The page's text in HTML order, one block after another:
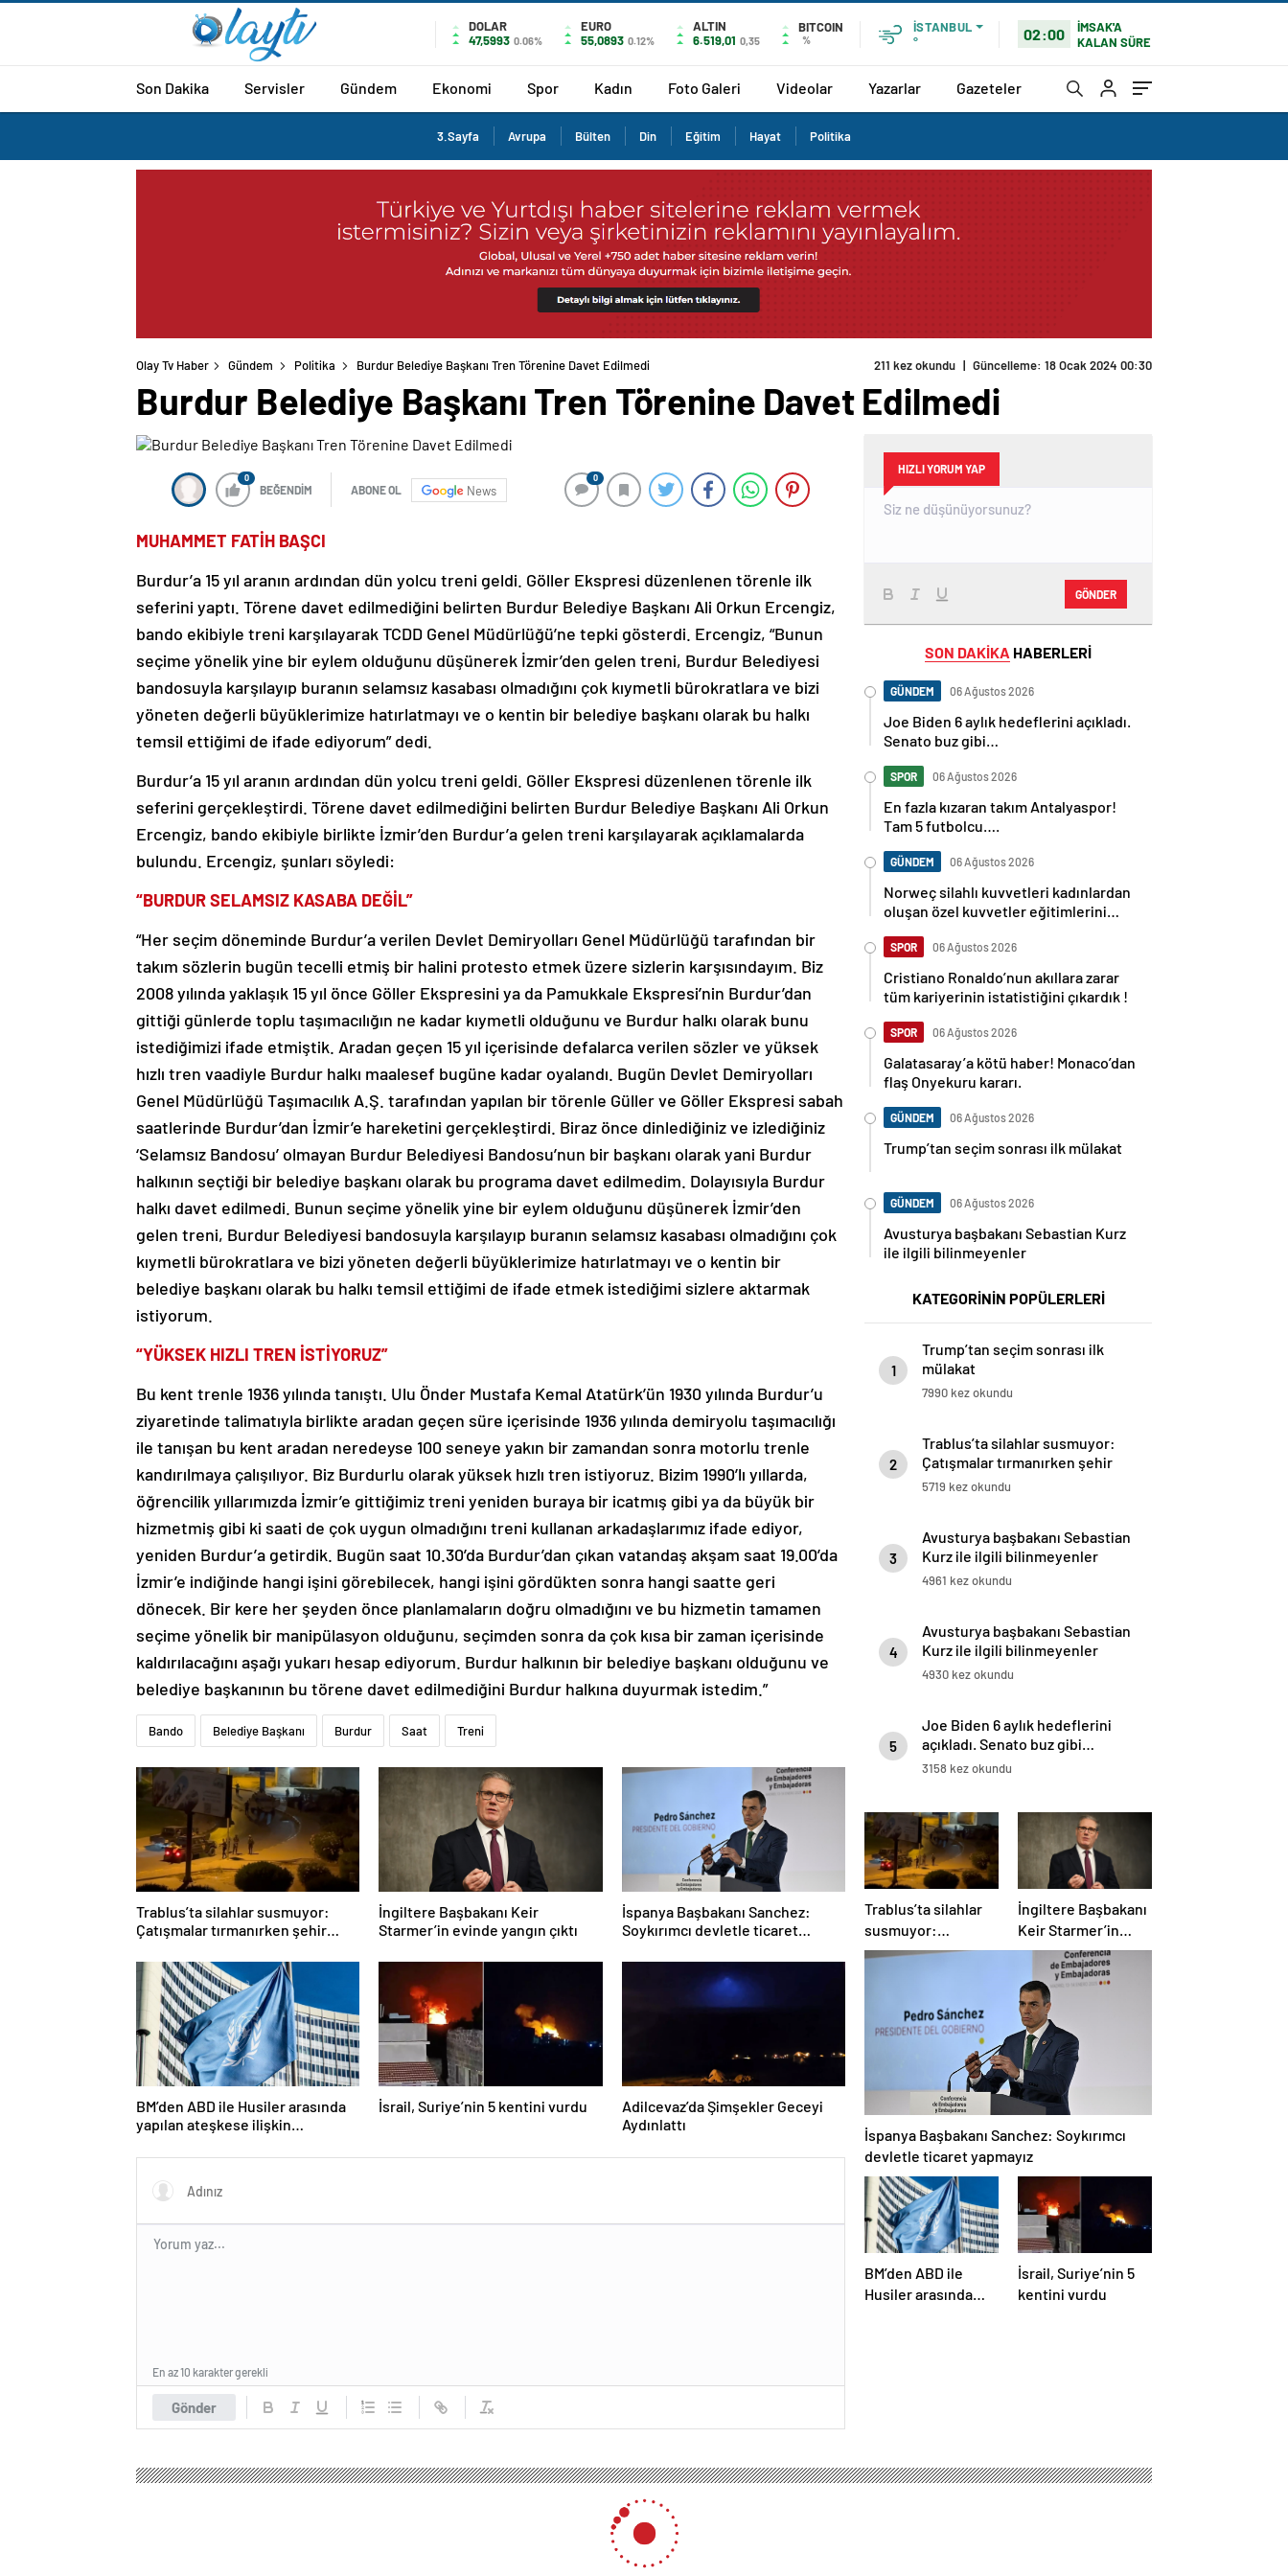
DOLAR
47,5993 0.06%
EURO
55,0893 0.12%
ALTIN
6.519,01 0,35
BITCOIN
%
İSTANBUL
°
02:00
İMSAK'A
KALAN SÜRE
Son Dakika Servisler Gündem Ekonomi Spor Kadın Foto Galeri Videolar Yazarlar Gazeteler
3.Sayfa Avrupa Bülten Din Eğitim Hayat Politika
Olay Tv Haber Gündem Politika Burdur Belediye Başkanı Tren Törenine Davet Edilmedi 211 kez okundu | Güncelleme: 18 Ocak 2024 00:30
Burdur Belediye Başkanı Tren Törenine Davet Edilmedi
0
BEĞENDİM ABONE OL News
0
MUHAMMET FATİH BAŞCI
Burdur’a 15 yıl aranın ardından dün yolcu treni geldi. Göller Ekspresi düzenlenen törenle ilk
seferini yaptı. Törene davet edilmediğini belirten Burdur Belediye Başkanı Ali Orkun Ercengiz,
bando ekibiyle treni karşılayarak TCDD Genel Müdürlüğü’ne tepki gösterdi. Ercengiz, “Bunun
seçime yönelik yine bir eylem olduğunu düşünerek İzmir’den gelen treni, Burdur Belediyesi
bandosuyla karşılayıp buranın selamsız kasabası olmadığını çok kıymetli bürokratlara ve bizi
yöneten değerli büyüklerimize hatırlatmayı ve o kentin bir belediye başkanı olarak bu halkı
temsil ettiğimi de ifade ediyorum” dedi.
Burdur’a 15 yıl aranın ardından dün yolcu treni geldi. Göller Ekspresi düzenlenen törenle ilk
seferini gerçekleştirdi. Törene davet edilmediğini belirten Burdur Belediye Başkanı Ali Orkun
Ercengiz, bando ekibiyle birlikte İzmir’den Burdur’a gelen treni karşılayarak açıklamalarda
bulundu. Ercengiz, şunları söyledi:
“BURDUR SELAMSIZ KASABA DEĞİL”
“Her seçim döneminde Burdur’a verilen Devlet Demiryolları Genel Müdürlüğü tarafından bir
takım sözlerin bugün tecelli etmiş bir halini protesto etmek üzere sizlerin karşısındayım. Biz
2008 yılında yaklaşık 15 yıl önce Göller Ekspresini ya da Pamukkale Ekspresi’nin Burdur’dan
gittiği günlerde toplu taşımacılığın ne kadar kıymetli olduğunu ve Burdur halkı olarak bunu
istediğimizi ifade etmiştik. Aradan geçen 15 yıl içerisinde defalarca verilen sözler ve yüksek
hızlı tren vaadiyle Burdur halkı maalesef bugüne kadar oyalandı. Bugün Devlet Demiryolları
Genel Müdürlüğü Taşımacılık A.Ş. tarafından yapılan bir törenle Güller ve Göller Ekspresi sabah
saatlerinde Burdur’dan İzmir’e hareketini gerçekleştirdi. Biraz önce dinlediğiniz ve izlediğiniz
‘Selamsız Bandosu’ olmayan Burdur Belediyesi Bandosu’nun bir başkanı olarak yani Burdur
halkının seçtiği bir belediye başkanı olarak bu programa davet edilmedim. Dolayısıyla Burdur
halkı davet edilmedi. Bunun seçime yönelik yine bir eylem olduğunu düşünerek İzmir’den
gelen treni, Burdur Belediyesi bandosuyla karşılayıp buranın selamsız kasabası olmadığını çok
kıymetli bürokratlara ve bizi yöneten değerli büyüklerimize hatırlatmayı ve o kentin bir
belediye başkanı olarak bu halkı temsil ettiğimi de ifade etmek istediğimi sizlere aktarmak
istiyorum.
“YÜKSEK HIZLI TREN İSTİYORUZ”
Bu kent trenle 1936 yılında tanıştı. Ulu Önder Mustafa Kemal Atatürk’ün 1930 yılında Burdur’u
ziyaretinde talimatıyla birlikte aradan geçen süre içerisinde 1936 yılında demiryolu taşımacılığı
ile tanışan bu kent aradan neredeyse 100 seneye yakın bir zamandan sonra motorlu trenle
kandırılmaya çalışılıyor. Biz Burdurlu olarak yüksek hızlı tren istiyoruz. Bizim 1990’lı yıllarda,
öğrencilik yıllarımızda İzmir’e gittiğimiz treni yeniden buraya bir icatmış gibi ya da büyük bir
hizmetmiş gibi ki saati de çok uygun olmadığını treni kullanan arkadaşlarımız ifade ediyor,
yeniden Burdur’a getirdik. Bugün saat 10.30’da Burdur’dan çıkan vatandaş akşam saat 19.00’da
İzmir’e indiğinde hangi işini görebilecek, hangi işini gördükten sonra hangi saatte geri
dönecek. Bir kere her şeyden önce planlamaların doğru olmadığını ve bu hizmetin tamamen
seçime yönelik bir manipülasyon olduğunu, seçimden sonra da çok kısa bir zaman içerisinde
kaldırılacağını aşağı yukarı hesap ediyorum. Burdur halkının bir belediye başkanı olduğunu ve
belediye başkanının bu törene davet edilmediğini Burdur halkına duyurmak istedim.”
Bando Belediye Başkanı Burdur Saat Treni
Trablus’ta silahlar susmuyor:
Çatışmalar tırmanırken şehir
İngiltere Başbakanı Keir
Starmer’in evinde yangın çıktı
İspanya Başbakanı Sanchez:
Soykırımcı devletle ticaret
BM’den ABD ile Husiler arasında
yapılan ateşkese ilişkin
İsrail, Suriye’nin 5 kentini vurdu
Adilcevaz’da Şimşekler Geceyi
Aydınlattı
Gönder
En az 10 karakter gerekli
HIZLI YORUM YAP
GÖNDER
SON DAKİKA HABERLERİ
GÜNDEM 06 Ağustos 2026
Joe Biden 6 aylık hedeflerini açıkladı.
Senato buz gibi…
SPOR 06 Ağustos 2026
En fazla kızaran takım Antalyaspor!
Tam 5 futbolcu….
GÜNDEM 06 Ağustos 2026
Norweç silahlı kuvvetleri kadınlardan
oluşan özel kuvvetler eğitimlerini
SPOR 06 Ağustos 2026
Cristiano Ronaldo’nun akıllara zarar
tüm kariyerinin istatistiğini çıkardık !
SPOR 06 Ağustos 2026
Galatasaray’a kötü haber! Monaco’dan
flaş Onyekuru kararı.
GÜNDEM 06 Ağustos 2026
Trump’tan seçim sonrası ilk mülakat
GÜNDEM 06 Ağustos 2026
Avusturya başbakanı Sebastian Kurz
ile ilgili bilinmeyenler
KATEGORİNİN POPÜLERLERİ
1
Trump’tan seçim sonrası ilk
mülakat
7990 kez okundu
2
Trablus’ta silahlar susmuyor:
Çatışmalar tırmanırken şehir
alarmda
5719 kez okundu
3
Avusturya başbakanı Sebastian
Kurz ile ilgili bilinmeyenler
4961 kez okundu
4
Avusturya başbakanı Sebastian
Kurz ile ilgili bilinmeyenler
4930 kez okundu
5
Joe Biden 6 aylık hedeflerini
açıkladı. Senato buz gibi…
3158 kez okundu
Trablus’ta silahlar
susmuyor:
Çatışmalar
İngiltere Başbakanı
Keir Starmer’in
evinde yangın çıktı
İspanya Başbakanı Sanchez: Soykırımcı
devletle ticaret yapmayız
BM’den ABD ile
Husiler arasında
İsrail, Suriye’nin 5
kentini vurdu